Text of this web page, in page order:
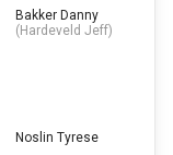
Bakker Danny
( Hardeveld Jeff)
Noslin Tyrese